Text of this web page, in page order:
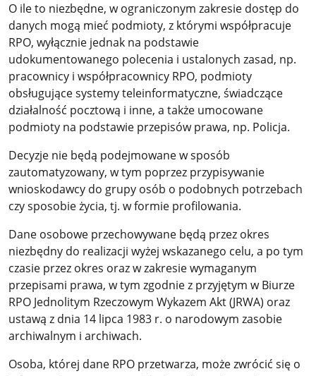
O ile to niezbędne, w ograniczonym zakresie dostęp do
danych mogą mieć podmioty, z którymi współpracuje
RPO, wyłącznie jednak na podstawie
udokumentowanego polecenia i ustalonych zasad, np.
pracownicy i współpracownicy RPO, podmioty
obsługujące systemy teleinformatyczne, świadczące
działalność pocztową i inne, a także umocowane
podmioty na podstawie przepisów prawa, np. Policja.
Decyzje nie będą podejmowane w sposób
zautomatyzowany, w tym poprzez przypisywanie
wnioskodawcy do grupy osób o podobnych potrzebach
czy sposobie życia, tj. w formie profilowania.
Dane osobowe przechowywane będą przez okres
niezbędny do realizacji wyżej wskazanego celu, a po tym
czasie przez okres oraz w zakresie wymaganym
przepisami prawa, w tym zgodnie z przyjętym w Biurze
RPO Jednolitym Rzeczowym Wykazem Akt (JRWA) oraz
ustawą z dnia 14 lipca 1983 r. o narodowym zasobie
archiwalnym i archiwach.
Osoba, której dane RPO przetwarza, może zwrócić się o